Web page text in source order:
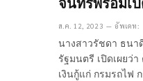
ส.ค. 12, 2023 อัพเดท:
นางสาวรัชดา ธนา
รัฐมนตรี เปิดเผยว่
เงินกู้แก่ กรมรถไฟ